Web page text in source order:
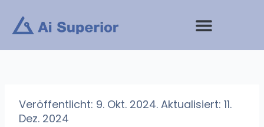
Inhalt
springen
Veröffentlicht: 9. Okt. 2024. Aktualisiert: 11.
Dez. 2024